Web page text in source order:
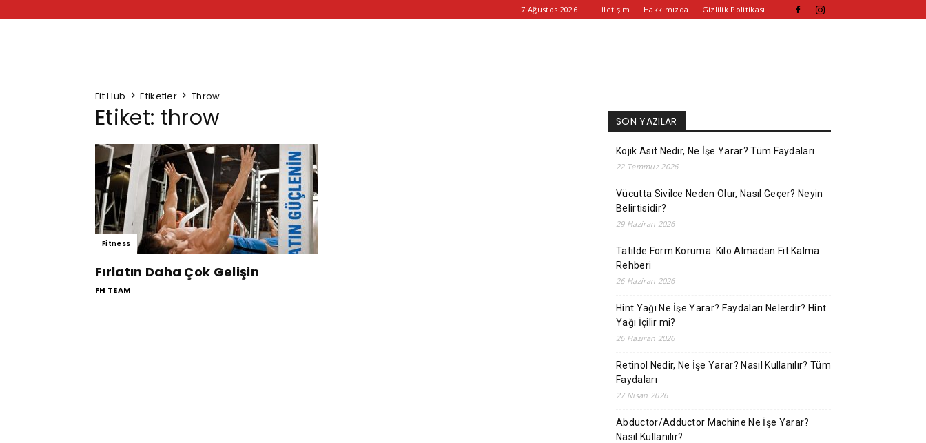
7 Ağustos 2026 İletişim Hakkımızda Gizlilik Politikası
Fit Hub Etiketler Throw
Etiket: throw
Fitness
Fırlatın Daha Çok Gelişin
FH TEAM
SON YAZILAR
Kojik Asit Nedir, Ne İşe Yarar? Tüm Faydaları
22 Temmuz 2026
Vücutta Sivilce Neden Olur, Nasıl Geçer? Neyin
Belirtisidir?
29 Haziran 2026
Tatilde Form Koruma: Kilo Almadan Fit Kalma
Rehberi
26 Haziran 2026
Hint Yağı Ne İşe Yarar? Faydaları Nelerdir? Hint
Yağı İçilir mi?
26 Haziran 2026
Retinol Nedir, Ne İşe Yarar? Nasıl Kullanılır? Tüm
Faydaları
27 Nisan 2026
Abductor/Adductor Machine Ne İşe Yarar?
Nasıl Kullanılır?